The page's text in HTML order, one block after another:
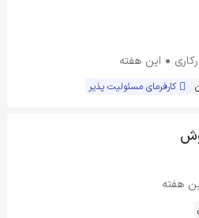
این هفته
کارفرمای مسئولیت پذیر
هفته